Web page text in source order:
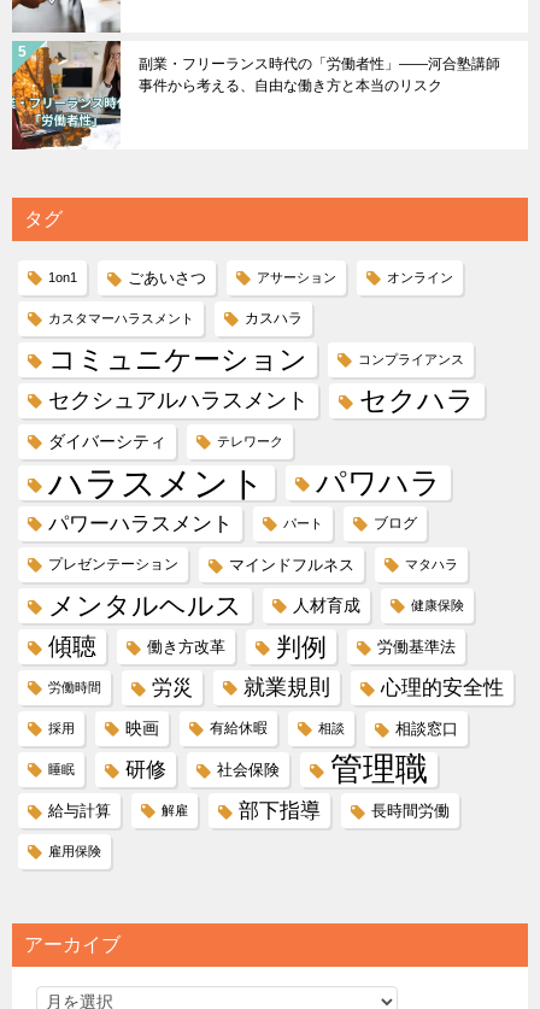
副業・フリーランス時代の「労働者性」――河合塾講師
事件から考える、自由な働き方と本当のリスク
タグ
1on1 ごあいさつ アサーション オンライン
カスタマーハラスメント カスハラ
コミュニケーション コンプライアンス
セクシュアルハラスメント セクハラ
ダイバーシティ テレワーク
ハラスメント パワハラ
パワーハラスメント パート ブログ
プレゼンテーション マインドフルネス マタハラ
メンタルヘルス 人材育成 健康保険
傾聴 働き方改革 判例 労働基準法
労働時間 労災 就業規則 心理的安全性
採用 映画 有給休暇 相談 相談窓口
睡眠 研修 社会保険 管理職
給与計算 解雇 部下指導 長時間労働
雇用保険
アーカイブ